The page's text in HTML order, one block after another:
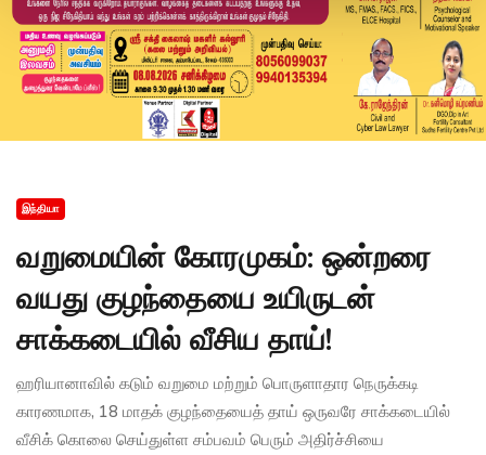
இந்தியா
வறுமையின் கோரமுகம்: ஒன்றரை
வயது குழந்தையை உயிருடன்
சாக்கடையில் வீசிய தாய்!
ஹரியானாவில் கடும் வறுமை மற்றும் பொருளாதார நெருக்கடி
காரணமாக, 18 மாதக் குழந்தையைத் தாய் ஒருவரே சாக்கடையில்
வீசிக் கொலை செய்துள்ள சம்பவம் பெரும் அதிர்ச்சியை